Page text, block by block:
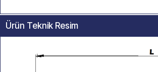
Ürün Teknik Resim